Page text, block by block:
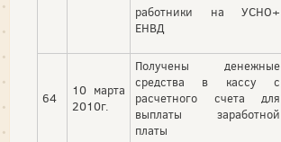
работники на УСНО+
ЕНВД
64
10 марта
2010г.
Получены денежные
средства в кассу с
расчетного счета для
выплаты заработной
платы